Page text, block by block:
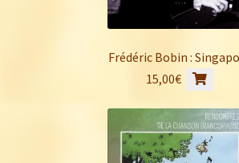
Frédéric Bobin :
15,00€